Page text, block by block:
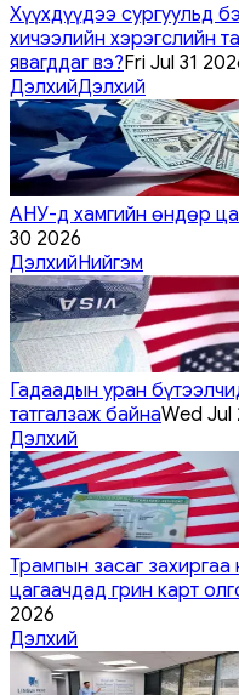
Хүүхдүүдээ сургуульд
хичээлийн хэрэгслийн
явагддаг вэ?Fri Jul 31
ДэлхийДэлхий
АНУ-д хамгийн өндөр
30 2026
ДэлхийНийгэм
Гадаадын уран
татгалзаж байнаWed Jul
Дэлхий
Трампын засаг
цагаачдад грин карт
2026
Дэлхий